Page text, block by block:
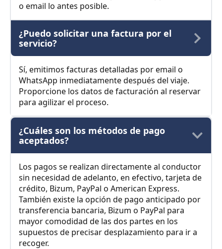
o email lo antes posible.
¿Puedo solicitar una factura por el
servicio?
Sí, emitimos facturas detalladas por email o
WhatsApp inmediatamente después del viaje.
Proporcione los datos de facturación al reservar
para agilizar el proceso.
¿Cuáles son los métodos de pago
aceptados?
Los pagos se realizan directamente al conductor
sin necesidad de adelanto, en efectivo, tarjeta de
crédito, Bizum, PayPal o American Express.
También existe la opción de pago anticipado por
transferencia bancaria, Bizum o PayPal para
mayor comodidad de las dos partes en los
supuestos de precisar desplazamiento para ir a
recoger.